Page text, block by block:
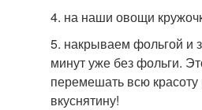
4. на наши овощи
5. накрываем фольгой и
минут уже без фольги.
перемешать всю
вкуснятину!